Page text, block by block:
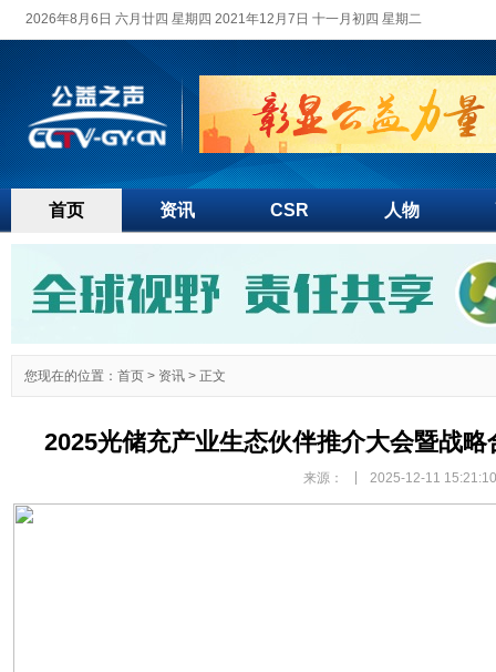
2026年8月6日 六月廿四 星期四 2021年12月7日 十一月初四 星期二
首页 资讯 CSR 人物
您现在的位置： 首页 > 资讯 > 正文
2025光储充产业生态伙伴推介大会暨战
来源： 2025-12-11 15:21:10